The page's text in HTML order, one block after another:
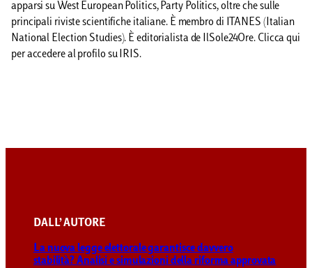
apparsi su West European Politics, Party Politics, oltre che sulle
principali riviste scientifiche italiane. È membro di ITANES (Italian
National Election Studies). È editorialista de IlSole24Ore. Clicca qui
per accedere al profilo su IRIS.
DALL’ AUTORE
La nuova legge elettorale garantisce davvero
stabilità? Analisi e simulazioni della riforma approvata